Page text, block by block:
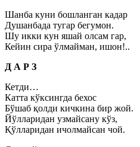
Шанба куни бошланган кадар
Душанбада тугар бегумон.
Шу икки кун яшай олсам гар,
Кейин сира ўлмайман, ишон!..
Д А Р З
Кетди…
Катта кўксингда бехос
Бўшаб қолди кичкина бир жой.
Йўлларидан узмайсану кўз,
Қўлларидан ичолмайсан чой.